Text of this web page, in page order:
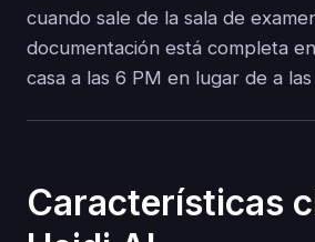
cuando sale de la sala de
documentación está completa
casa a las 6 PM en lugar de a las
Características